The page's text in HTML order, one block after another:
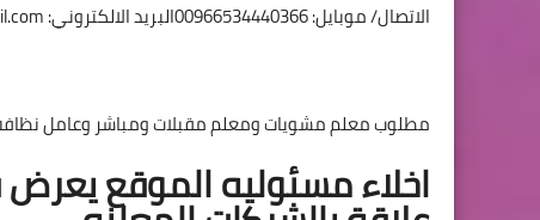
الاتصال ​/ موبايل: 00966534440366البريد الالكتروني:
مطلوب معلم مشويات ومعلم مقبلات ومباشر وعامل نظافة
اخلاء مسئوليه الموقع